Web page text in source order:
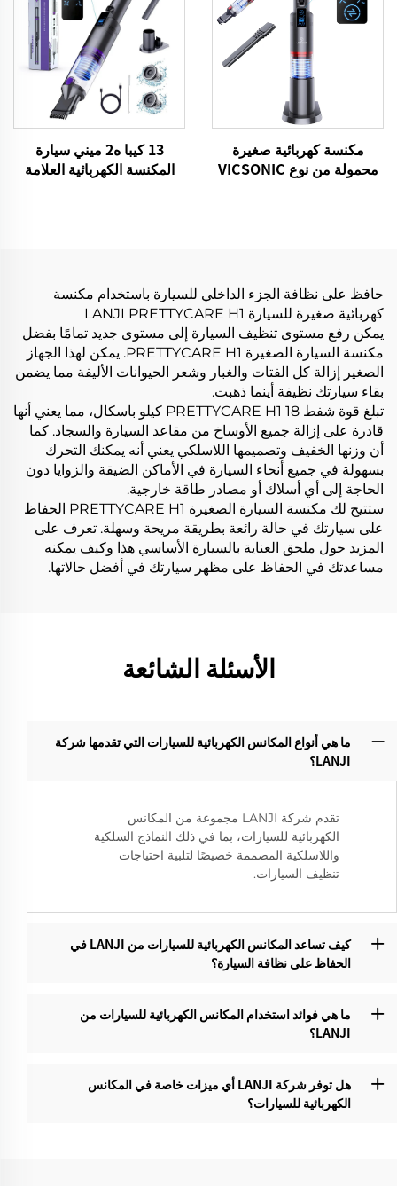
مكنسة كهربائية صغيرة
محمولة من نوع VICSONIC
13 كيبا ه2 ميني سيارة
المكنسة الكهربائية العلامة
حافظ على نظافة الجزء الداخلي للسيارة باستخدام مكنسة
كهربائية صغيرة للسيارة LANJI PRETTYCARE H1
يمكن رفع مستوى تنظيف السيارة إلى مستوى جديد تمامًا بفضل
مكنسة السيارة الصغيرة PRETTYCARE H1. يمكن لهذا الجهاز
الصغير إزالة كل الفتات والغبار وشعر الحيوانات الأليفة مما يضمن
بقاء سيارتك نظيفة أينما ذهبت.
تبلغ قوة شفط PRETTYCARE H1 18 كيلو باسكال، مما يعني أنها
قادرة على إزالة جميع الأوساخ من مقاعد السيارة والسجاد. كما
أن وزنها الخفيف وتصميمها اللاسلكي يعني أنه يمكنك التحرك
بسهولة في جميع أنحاء السيارة في الأماكن الضيقة والزوايا دون
الحاجة إلى أي أسلاك أو مصادر طاقة خارجية.
ستتيح لك مكنسة السيارة الصغيرة PRETTYCARE H1 الحفاظ
على سيارتك في حالة رائعة بطريقة مريحة وسهلة. تعرف على
المزيد حول ملحق العناية بالسيارة الأساسي هذا وكيف يمكنه
مساعدتك في الحفاظ على مظهر سيارتك في أفضل حالاتها.
الأسئلة الشائعة
ما هي أنواع المكانس الكهربائية للسيارات التي تقدمها شركة
LANJI؟‌
تقدم شركة LANJI مجموعة من المكانس
الكهربائية للسيارات، بما في ذلك النماذج السلكية
واللاسلكية المصممة خصيصًا لتلبية احتياجات
تنظيف السيارات.
كيف تساعد المكانس الكهربائية للسيارات من LANJI في
الحفاظ على نظافة السيارة؟
ما هي فوائد استخدام المكانس الكهربائية للسيارات من
LANJI؟‌
هل توفر شركة LANJI أي ميزات خاصة في المكانس
الكهربائية للسيارات؟